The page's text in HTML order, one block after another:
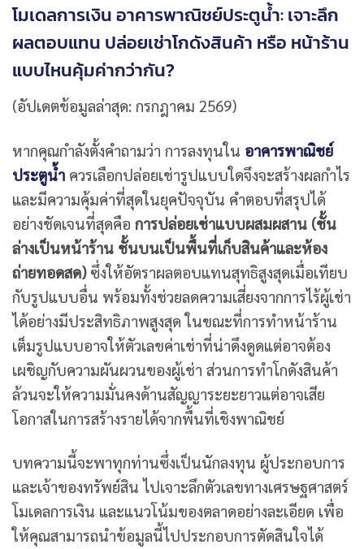
โมเดลการเงิน อาคารพาณิชย์ประตูน้ำ: เจาะลึก
ผลตอบแทน ปล่อยเช่าโกดังสินค้า หรือ หน้าร้าน
แบบไหนคุ้มค่ากว่ากัน?
(อัปเดตข้อมูลล่าสุด: กรกฎาคม 2569)
หากคุณกำลังตั้งคำถามว่า การลงทุนใน อาคารพาณิชย์
ประตูน้ำ ควรเลือกปล่อยเช่ารูปแบบใดจึงจะสร้างผลกำไร
และมีความคุ้มค่าที่สุดในยุคปัจจุบัน คำตอบที่สรุปได้
อย่างชัดเจนที่สุดคือ การปล่อยเช่าแบบผสมผสาน (ชั้น
ล่างเป็นหน้าร้าน ชั้นบนเป็นพื้นที่เก็บสินค้าและห้อง
ถ่ายทอดสด)ซึ่งให้อัตราผลตอบแทนสุทธิสูงสุดเมื่อเทียบ
กับรูปแบบอื่น พร้อมทั้งช่วยลดความเสี่ยงจากการไร้ผู้เช่า
ได้อย่างมีประสิทธิภาพสูงสุด ในขณะที่การทำหน้าร้าน
เต็มรูปแบบอาจให้ตัวเลขค่าเช่าที่น่าดึงดูดแต่อาจต้อง
เผชิญกับความผันผวนของผู้เช่า ส่วนการทำโกดังสินค้า
ล้วนจะให้ความมั่นคงด้านสัญญาระยะยาวแต่อาจเสีย
โอกาสในการสร้างรายได้จากพื้นที่เชิงพาณิชย์
บทความนี้จะพาทุกท่านซึ่งเป็นนักลงทุน ผู้ประกอบการ
และเจ้าของทรัพย์สิน ไปเจาะลึกตัวเลขทางเศรษฐศาสตร์
โมเดลการเงิน และแนวโน้มของตลาดอย่างละเอียด เพื่อ
ให้คุณสามารถนำข้อมูลนี้ไปประกอบการตัดสินใจได้